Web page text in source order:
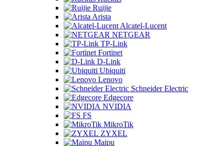
Ruijie
Arista
Alcatel-Lucent
NETGEAR
TP-Link
Fortinet
D-Link
Ubiquiti
Lenovo
Schneider Electric
Edgecore
NVIDIA
FS
MikroTik
ZYXEL
Maipu